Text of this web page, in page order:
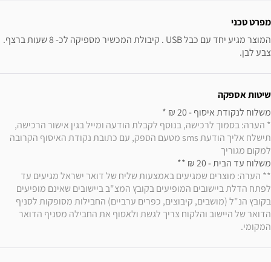
מפרט טכני
צבע לבן.
שיטות אספקה
משלוח לנקודת איסוף - 20 ₪ *
למקום מגוריך
משלוח עד הבית - 20 ₪ **
המקומי.